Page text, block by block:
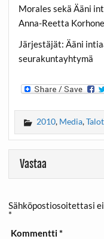
Morales sekä Ääni
Anna-Reetta
Järjestäjät: Ääni
seurakuntayhtymä
2010, Media,Talot
Vastaa
Sähköpostiosoitettasi
*
Kommentti*